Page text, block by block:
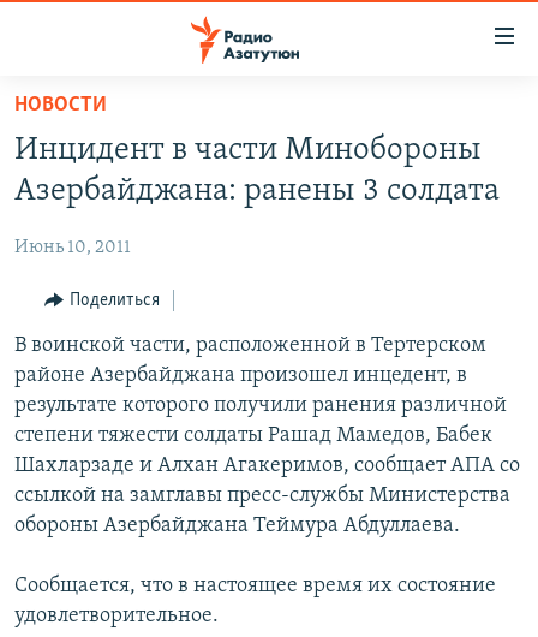
Перейти
основному
содержанию
Перейти
навигации
Перейти
поиску
НОВОСТИ
ПОЛИТИКА
ОБЩЕСТВО
ЭКОНОМИКА
РЕГИОН
НАГОРНЫЙ КАРАБАХ
КУЛЬТУРА
СПОРТ
АРХИВ
Հայերեն
English
НОВОСТИ
Инцидент в части Минобороны
Азербайджана: ранены 3 солдата
Июнь 10, 2011
Поделиться
В воинской части, расположенной в Тертерском
районе Азербайджана произошел инцедент, в
результате которого получили ранения различной
степени тяжести солдаты Рашад Мамедов, Бабек
Шахларзаде и Алхан Агакеримов, сообщает АПА со
ссылкой на замглавы пресс-службы Министерства
обороны Азербайджана Теймура Абдуллаева.
Сообщается, что в настоящее время их состояние
удовлетворительное.